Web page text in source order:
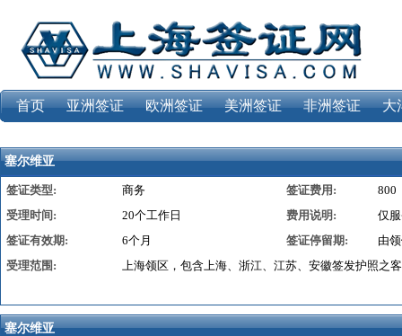
首页 亚洲签证 欧洲签证 美洲签证 非洲签证 大
塞尔维亚
签证类型: 商务 签证费用:
800
受理时间:
20个工作日 费用说明:
仅
签证有效期:
6个月 签证停留期:
由
受理范围:
上海领区，包含上海、浙江、江苏、安徽签发护照之
塞尔维亚